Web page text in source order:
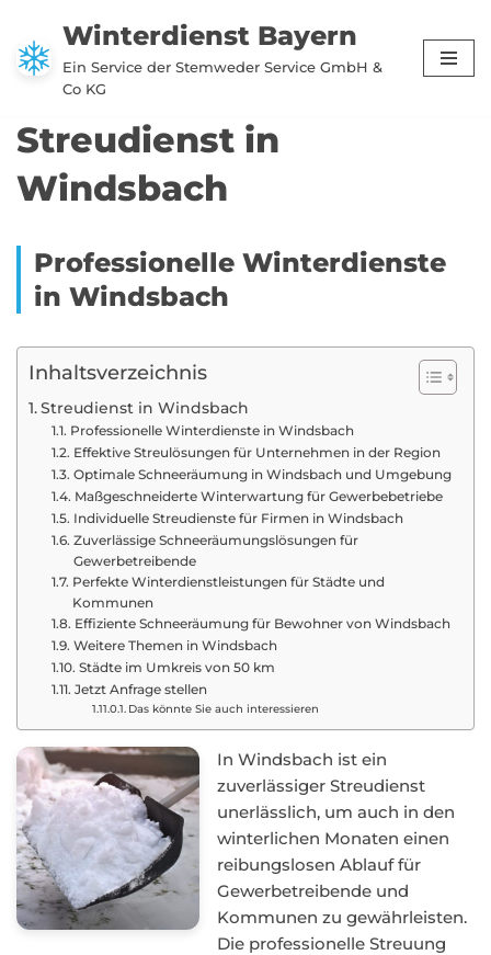
Zum
Inhalt
Winterdienst Bayern
Ein Service der Stemweder Service GmbH &
Co KG
Streudienst in
Windsbach
Professionelle Winterdienste
in Windsbach
Inhaltsverzeichnis
Streudienst in Windsbach
Professionelle Winterdienste in Windsbach
Effektive Streulösungen für Unternehmen in der Region
Optimale Schneeräumung in Windsbach und Umgebung
Maßgeschneiderte Winterwartung für Gewerbebetriebe
Individuelle Streudienste für Firmen in Windsbach
Zuverlässige Schneeräumungslösungen für
Gewerbetreibende
Perfekte Winterdienstleistungen für Städte und
Kommunen
Effiziente Schneeräumung für Bewohner von Windsbach
Weitere Themen in Windsbach
Städte im Umkreis von 50 km
Jetzt Anfrage stellen
Das könnte Sie auch interessieren
In Windsbach ist ein
zuverlässiger Streudienst
unerlässlich, um auch in den
winterlichen Monaten einen
reibungslosen Ablauf für
Gewerbetreibende und
Kommunen zu gewährleisten.
Die professionelle Streuung